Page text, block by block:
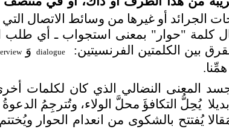
الجرائد أو غيرها من وسائط الاتصال التي
كلمة "حوار" بمعنى استجواب ـ أي
بين الكلمتين الفرنسيتين:
dialogue وَ
تجسد المعنى النضالي الذي كان لكلمات
يُحِلُّ التكافؤَ محلَّ الولاء، وتُترجِمُ
يُفتتح بالشكوى من انعدام الحوار ويُختتم